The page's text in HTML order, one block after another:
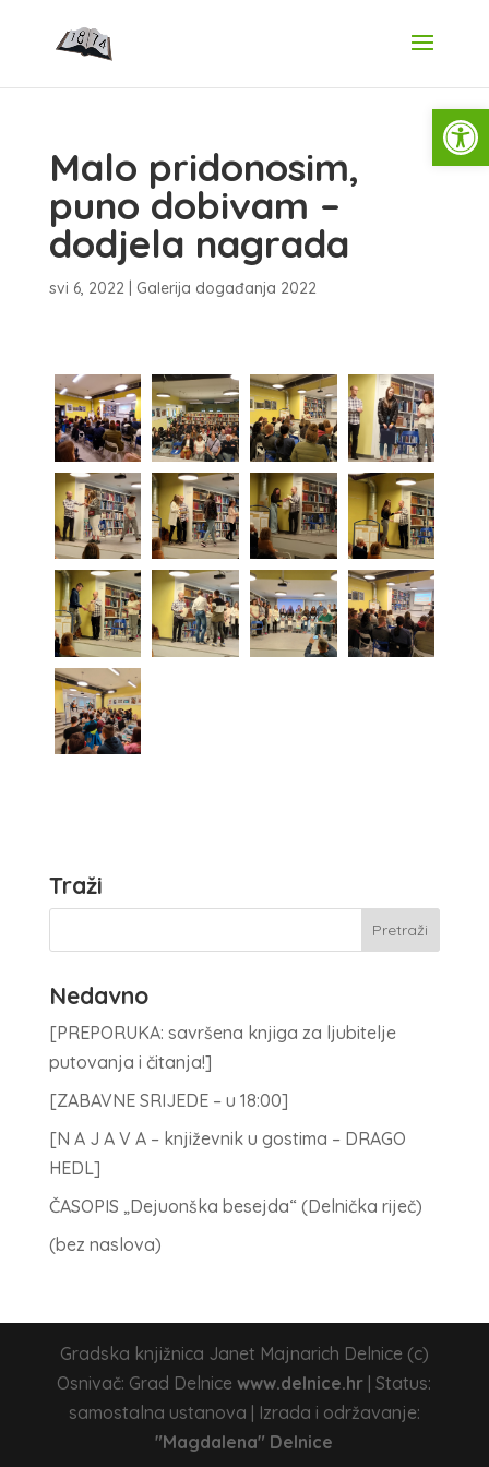
Malo pridonosim,
puno dobivam –
dodjela nagrada
svi 6, 2022| Galerija događanja 2022
Traži
Nedavno
[PREPORUKA: savršena knjiga za ljubitelje
putovanja i čitanja!]
[ZABAVNE SRIJEDE – u 18:00]
[N A J A V A – književnik u gostima – DRAGO
HEDL]
ČASOPIS „Dejuonška besejda“ (Delnička riječ)
(bez naslova)
Gradska knjižnica Janet Majnarich Delnice (c)
Osnivač: Grad Delnicewww.delnice.hr | Status:
samostalna ustanova | Izrada i održavanje:
"Magdalena" Delnice